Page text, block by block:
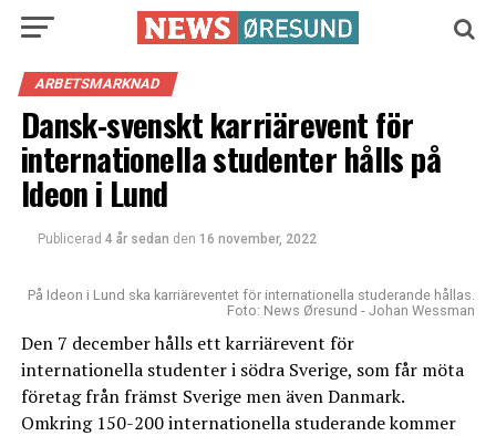
ARBETSMARKNAD
Dansk-svenskt karriärevent för
internationella studenter hålls på
Ideon i Lund
Publicerad 4 år sedan den 16 november, 2022
På Ideon i Lund ska karriäreventet för internationella studerande hållas.
Foto: News Øresund - Johan Wessman
Den 7 december hålls ett karriärevent för
internationella studenter i södra Sverige, som får möta
företag från främst Sverige men även Danmark.
Omkring 150-200 internationella studerande kommer